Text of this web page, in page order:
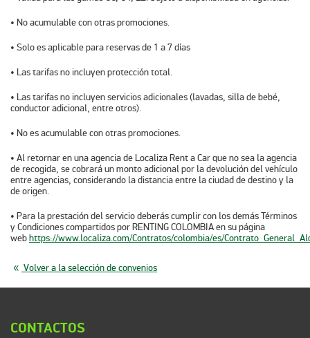
• No acumulable con otras promociones.
• Solo es aplicable para reservas de 1 a 7 días
• Las tarifas no incluyen protección total.
• Las tarifas no incluyen servicios adicionales (lavadas, silla de bebé,
conductor adicional, entre otros).
• No es acumulable con otras promociones.
• Al retornar en una agencia de Localiza Rent a Car que no sea la agencia
de recogida, se cobrará un monto adicional por la devolución del vehículo
entre agencias, considerando la distancia entre la ciudad de destino y la
de origen.
• Para la prestación del servicio deberás cumplir con los demás Términos
y Condiciones compartidos por RENTING COLOMBIA en su página
webhttps://www.localiza.com/Contratos/colombia/es/
Volver a la selección de convenios
CONTACTOS